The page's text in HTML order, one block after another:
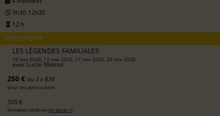
9h30-12h30
12 h.
DÉCOUVERTE
LES LÉGENDES FAMILIALES
10 nov 2026, 13 nov 2026, 17 nov 2026, 20 nov 2026
avec Lucile Métout
250 € ou 3 x 83€
pour les particuliers
500 €
formation continue (en savoir +)